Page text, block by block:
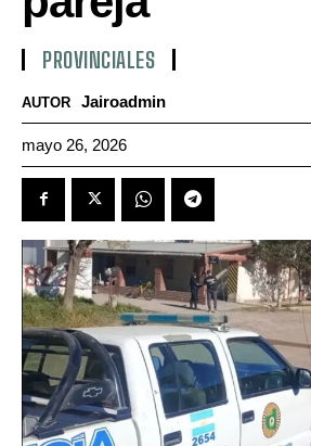
PROVINCIALES
AUTOR Jairoadmin
mayo 26, 2026